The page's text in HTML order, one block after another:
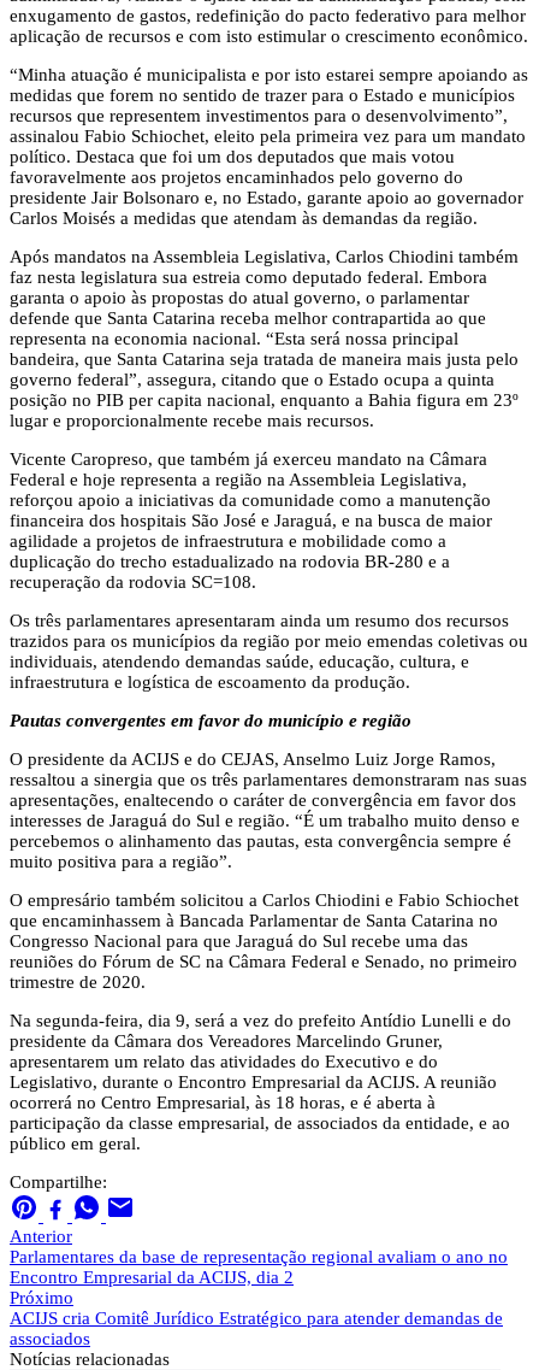
enxugamento de gastos, redefinição do pacto federativo para melhor
aplicação de recursos e com isto estimular o crescimento econômico.
“Minha atuação é municipalista e por isto estarei sempre apoiando as
medidas que forem no sentido de trazer para o Estado e municípios
recursos que representem investimentos para o desenvolvimento”,
assinalou Fabio Schiochet, eleito pela primeira vez para um mandato
político. Destaca que foi um dos deputados que mais votou
favoravelmente aos projetos encaminhados pelo governo do
presidente Jair Bolsonaro e, no Estado, garante apoio ao governador
Carlos Moisés a medidas que atendam às demandas da região.
Após mandatos na Assembleia Legislativa, Carlos Chiodini também
faz nesta legislatura sua estreia como deputado federal. Embora
garanta o apoio às propostas do atual governo, o parlamentar
defende que Santa Catarina receba melhor contrapartida ao que
representa na economia nacional. “Esta será nossa principal
bandeira, que Santa Catarina seja tratada de maneira mais justa pelo
governo federal”, assegura, citando que o Estado ocupa a quinta
posição no PIB per capita nacional, enquanto a Bahia figura em 23º
lugar e proporcionalmente recebe mais recursos.
Vicente Caropreso, que também já exerceu mandato na Câmara
Federal e hoje representa a região na Assembleia Legislativa,
reforçou apoio a iniciativas da comunidade como a manutenção
financeira dos hospitais São José e Jaraguá, e na busca de maior
agilidade a projetos de infraestrutura e mobilidade como a
duplicação do trecho estadualizado na rodovia BR-280 e a
recuperação da rodovia SC=108.
Os três parlamentares apresentaram ainda um resumo dos recursos
trazidos para os municípios da região por meio emendas coletivas ou
individuais, atendendo demandas saúde, educação, cultura, e
infraestrutura e logística de escoamento da produção.
Pautas convergentes em favor do município e região
O presidente da ACIJS e do CEJAS, Anselmo Luiz Jorge Ramos,
ressaltou a sinergia que os três parlamentares demonstraram nas suas
apresentações, enaltecendo o caráter de convergência em favor dos
interesses de Jaraguá do Sul e região. “É um trabalho muito denso e
percebemos o alinhamento das pautas, esta convergência sempre é
muito positiva para a região”.
O empresário também solicitou a Carlos Chiodini e Fabio Schiochet
que encaminhassem à Bancada Parlamentar de Santa Catarina no
Congresso Nacional para que Jaraguá do Sul recebe uma das
reuniões do Fórum de SC na Câmara Federal e Senado, no primeiro
trimestre de 2020.
Na segunda-feira, dia 9, será a vez do prefeito Antídio Lunelli e do
presidente da Câmara dos Vereadores Marcelindo Gruner,
apresentarem um relato das atividades do Executivo e do
Legislativo, durante o Encontro Empresarial da ACIJS. A reunião
ocorrerá no Centro Empresarial, às 18 horas, e é aberta à
participação da classe empresarial, de associados da entidade, e ao
público em geral.
Compartilhe:
Anterior
Parlamentares da base de representação regional avaliam o ano no
Encontro Empresarial da ACIJS, dia 2
Próximo
ACIJS cria Comitê Jurídico Estratégico para atender demandas de
associados
Notícias relacionadas